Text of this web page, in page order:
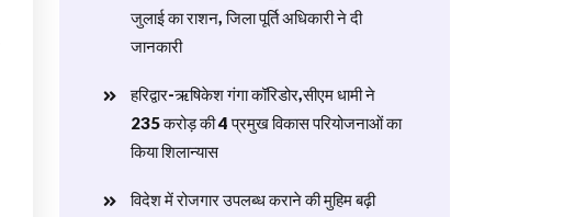
जुलाई का राशन, जिला पूर्ति अधिकारी ने दी
जानकारी
हरिद्वार-ऋषिकेश गंगा कॉरिडोर,सीएम धामी ने
235 करोड़ की 4 प्रमुख विकास परियोजनाओं का
किया शिलान्यास
विदेश में रोजगार उपलब्ध कराने की मुहिम बढ़ी